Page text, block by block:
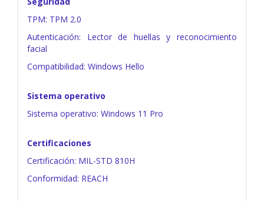
TPM: TPM 2.0
Autenticación: Lector de huellas y reconocimiento
facial
Compatibilidad: Windows Hello
Sistema operativo
Sistema operativo: Windows 11 Pro
Certificaciones
Certificación: MIL-STD 810H
Conformidad: REACH